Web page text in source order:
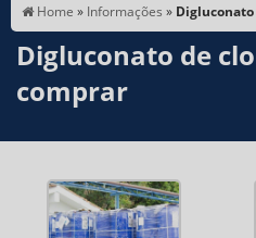
Home » Informações »
Digluconato de
comprar